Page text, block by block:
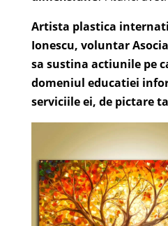
Artista plastica
Ionescu, voluntar
sa sustina actiunile pe
domeniul educatiei
serviciile ei, de pictare